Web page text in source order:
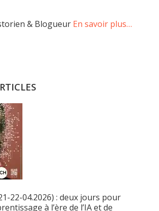
& Blogueur En savoir plus…
22-04.2026) : deux jours pour
à l’ère de l’IA et de